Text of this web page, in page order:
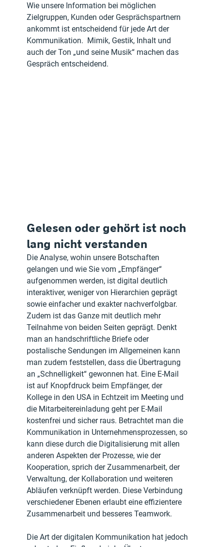
Wie unsere Information bei möglichen
Zielgruppen, Kunden oder Gesprächspartnern
ankommt ist entscheidend für jede Art der
Kommunikation.  Mimik, Gestik, Inhalt und
auch der Ton „und seine Musik“ machen das
Gespräch entscheidend.
Gelesen oder gehört ist noch
lang nicht verstanden
Die Analyse, wohin unsere Botschaften
gelangen und wie Sie vom „Empfänger“
aufgenommen werden, ist digital deutlich
interaktiver, weniger von Hierarchien geprägt
sowie einfacher und exakter nachverfolgbar.
Zudem ist das Ganze mit deutlich mehr
Teilnahme von beiden Seiten geprägt. Denkt
man an handschriftliche Briefe oder
postalische Sendungen im Allgemeinen kann
man zudem feststellen, dass die Übertragung
an „Schnelligkeit“ gewonnen hat. Eine E-Mail
ist auf Knopfdruck beim Empfänger, der
Kollege in den USA in Echtzeit im Meeting und
die Mitarbeitereinladung geht per E-Mail
kostenfrei und sicher raus. Betrachtet man die
Kommunikation in Unternehmensprozessen, so
kann diese durch die Digitalisierung mit allen
anderen Aspekten der Prozesse, wie der
Kooperation, sprich der Zusammenarbeit, der
Verwaltung, der Kollaboration und weiteren
Abläufen verknüpft werden. Diese Verbindung
verschiedener Ebenen erlaubt eine effizientere
Zusammenarbeit und besseres Teamwork.
Die Art der digitalen Kommunikation hat jedoch